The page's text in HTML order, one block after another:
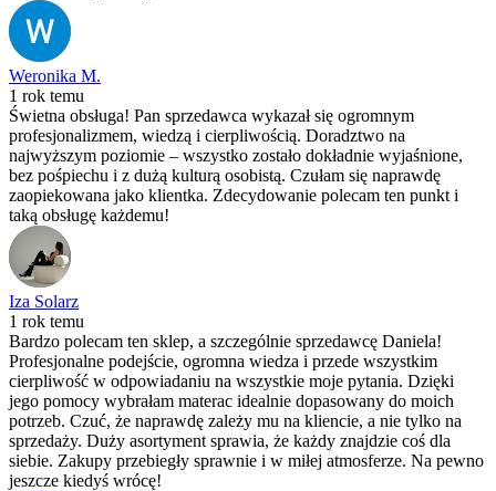
Weronika M.
1 rok temu
Świetna obsługa! Pan sprzedawca wykazał się ogromnym
profesjonalizmem, wiedzą i cierpliwością. Doradztwo na
najwyższym poziomie – wszystko zostało dokładnie wyjaśnione,
bez pośpiechu i z dużą kulturą osobistą. Czułam się naprawdę
zaopiekowana jako klientka. Zdecydowanie polecam ten punkt i
taką obsługę każdemu!
Iza Solarz
1 rok temu
Bardzo polecam ten sklep, a szczególnie sprzedawcę Daniela!
Profesjonalne podejście, ogromna wiedza i przede wszystkim
cierpliwość w odpowiadaniu na wszystkie moje pytania. Dzięki
jego pomocy wybrałam materac idealnie dopasowany do moich
potrzeb. Czuć, że naprawdę zależy mu na kliencie, a nie tylko na
sprzedaży. Duży asortyment sprawia, że każdy znajdzie coś dla
siebie. Zakupy przebiegły sprawnie i w miłej atmosferze. Na pewno
jeszcze kiedyś wrócę!